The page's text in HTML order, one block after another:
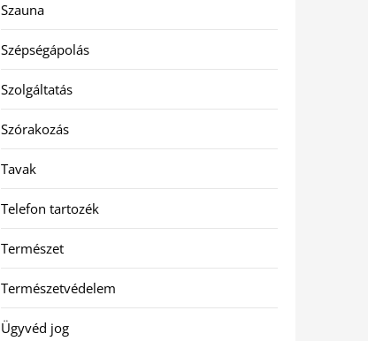
Szauna
Szépségápolás
Szolgáltatás
Szórakozás
Tavak
Telefon tartozék
Természet
Természetvédelem
Ügyvéd jog